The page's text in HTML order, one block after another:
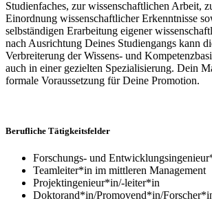
Studienfaches, zur wissenschaftlichen Arbeit,
Einordnung wissenschaftlicher Erkenntnisse
selbständigen Erarbeitung eigener
nach Ausrichtung Deines Studiengangs kann
Verbreiterung der Wissens- und
auch in einer gezielten Spezialisierung. Dein
formale Voraussetzung für Deine Promotion.
Berufliche Tätigkeitsfelder
Forschungs- und
Teamleiter*in im mittleren Management
Projektingenieur*in/-leiter*in
Doktorand*in/Promovend*in/